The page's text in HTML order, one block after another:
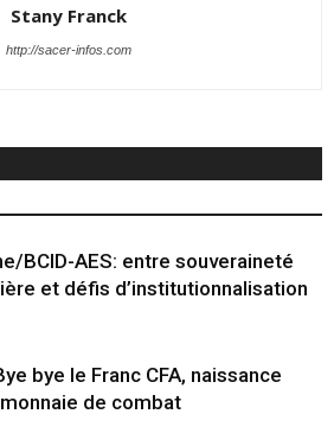
Stany Franck
http://sacer-infos.com
BCID-AES: entre souveraineté
et défis d’institutionnalisation
bye le Franc CFA, naissance
monnaie de combat